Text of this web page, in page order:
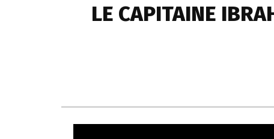
LE CAPITAINE